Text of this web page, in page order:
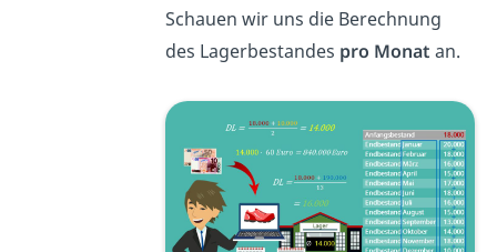
Schauen wir uns die Berechnung
des Lagerbestandes pro Monat an.